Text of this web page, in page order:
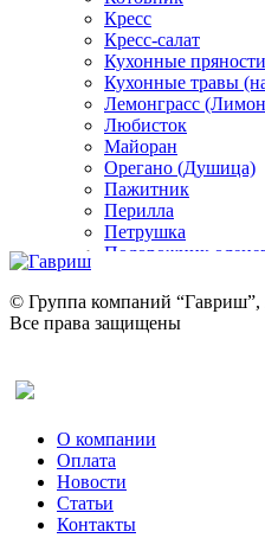
Кресс
Кресс-салат
Кухонные
Кухонные травы
Лемонграсс
Любисток
Майоран
Орегано (Душица)
Пажитник
Перилла
Петрушка
Подорожник
Ревень
Рукола
Рута
Тмин
Трава для чая
Туласи
Укроп
Фенхель пряный
© Группа компаний “Гавриш”,
Все права защищены
О компании
Оплата
Новости
Статьи
Контакты